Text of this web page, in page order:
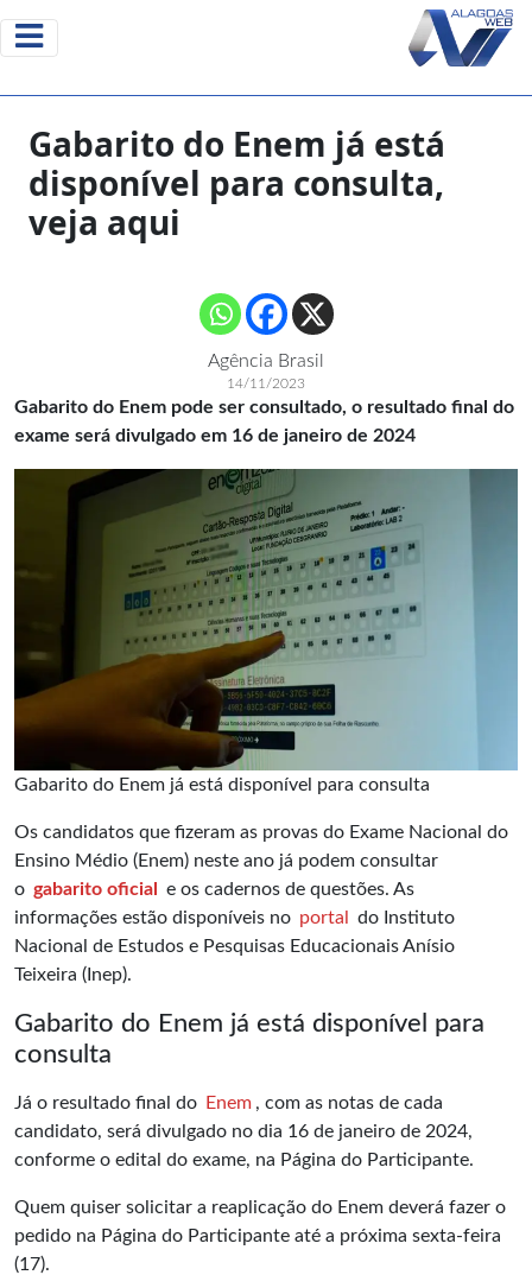
Gabarito do Enem já está
disponível para consulta,
veja aqui
Agência Brasil
14/11/2023
Gabarito do Enem pode ser consultado, o resultado final do
exame será divulgado em 16 de janeiro de 2024
Gabarito do Enem já está disponível para consulta
Os candidatos que fizeram as provas do Exame Nacional do
Ensino Médio (Enem) neste ano já podem consultar
o gabarito oficial
e os cadernos de questões. As
informações estão disponíveis no portal
do Instituto
Nacional de Estudos e Pesquisas Educacionais Anísio
Teixeira (Inep).
Gabarito do Enem já está disponível para
consulta
Já o resultado final do Enem , com as notas de cada
candidato, será divulgado no dia 16 de janeiro de 2024,
conforme o edital do exame, na Página do Participante.
Quem quiser solicitar a reaplicação do Enem deverá fazer o
pedido na Página do Participante até a próxima sexta-feira
(17).